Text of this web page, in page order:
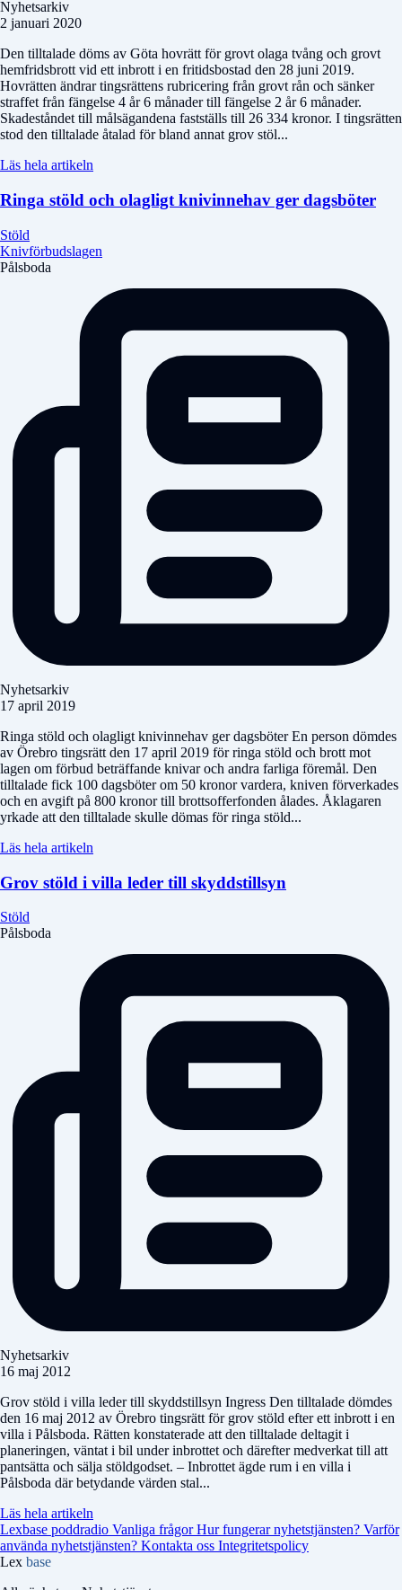
Nyhetsarkiv
2 januari 2020
Den tilltalade döms av Göta hovrätt för grovt olaga tvång och grovt
hemfridsbrott vid ett inbrott i en fritidsbostad den 28 juni 2019.
Hovrätten ändrar tingsrättens rubricering från grovt rån och sänker
straffet från fängelse 4 år 6 månader till fängelse 2 år 6 månader.
Skadeståndet till målsägandena fastställs till 26 334 kronor. I tingsrätten
stod den tilltalade åtalad för bland annat grov stöl...
Läs hela artikeln
Ringa stöld och olagligt knivinnehav ger dagsböter
Stöld
Knivförbudslagen
Pålsboda
Nyhetsarkiv
17 april 2019
Ringa stöld och olagligt knivinnehav ger dagsböter En person dömdes
av Örebro tingsrätt den 17 april 2019 för ringa stöld och brott mot
lagen om förbud beträffande knivar och andra farliga föremål. Den
tilltalade fick 100 dagsböter om 50 kronor vardera, kniven förverkades
och en avgift på 800 kronor till brottsofferfonden ålades. Åklagaren
yrkade att den tilltalade skulle dömas för ringa stöld...
Läs hela artikeln
Grov stöld i villa leder till skyddstillsyn
Stöld
Pålsboda
Nyhetsarkiv
16 maj 2012
Grov stöld i villa leder till skyddstillsyn Ingress Den tilltalade dömdes
den 16 maj 2012 av Örebro tingsrätt för grov stöld efter ett inbrott i en
villa i Pålsboda. Rätten konstaterade att den tilltalade deltagit i
planeringen, väntat i bil under inbrottet och därefter medverkat till att
pantsätta och sälja stöldgodset. – Inbrottet ägde rum i en villa i
Pålsboda där betydande värden stal...
Läs hela artikeln
Lexbase poddradio Vanliga frågorHur fungerar nyhetstjänsten? Varför
använda nyhetstjänsten? Kontakta oss Integritetspolicy
Lex base